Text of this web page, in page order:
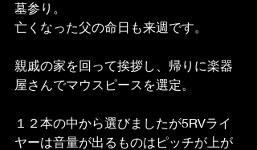
墓参り。
亡くなった父の命日も来週です。
親戚の家を回って挨拶し、帰りに楽器
屋さんでマウスピースを選定。
１２本の中から選びましたが5RVライ
ヤーは音量が出るものはピッチが上が